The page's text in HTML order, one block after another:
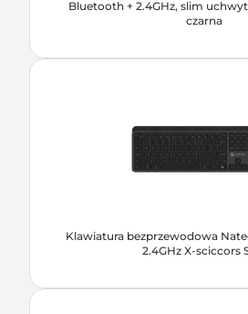
Bluetooth + 2.4GHz, slim
czarna
Klawiatura bezprzewodowa
2.4GHz X-sciccors